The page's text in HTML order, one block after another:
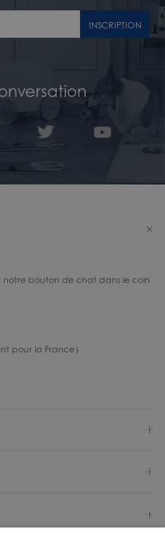
INSCRIPTION
notre bouton de chat dans le coin
pour la France）